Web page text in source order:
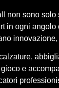
non sono
in ogni
e